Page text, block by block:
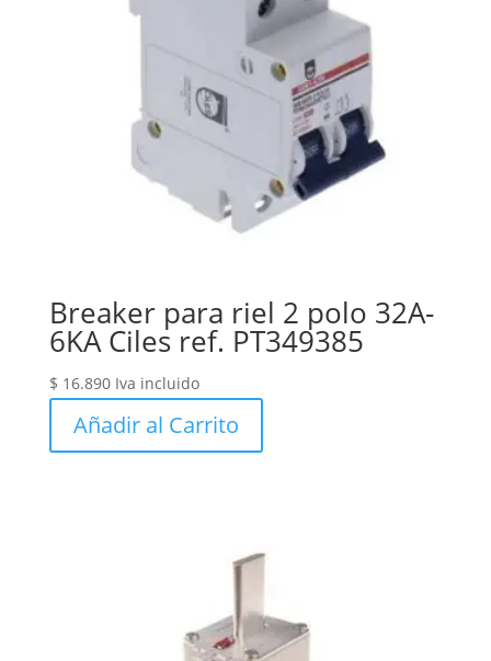
Breaker para riel 2 polo 32A-
6KA Ciles ref. PT349385
$ 16.890 Iva incluido
Añadir al Carrito